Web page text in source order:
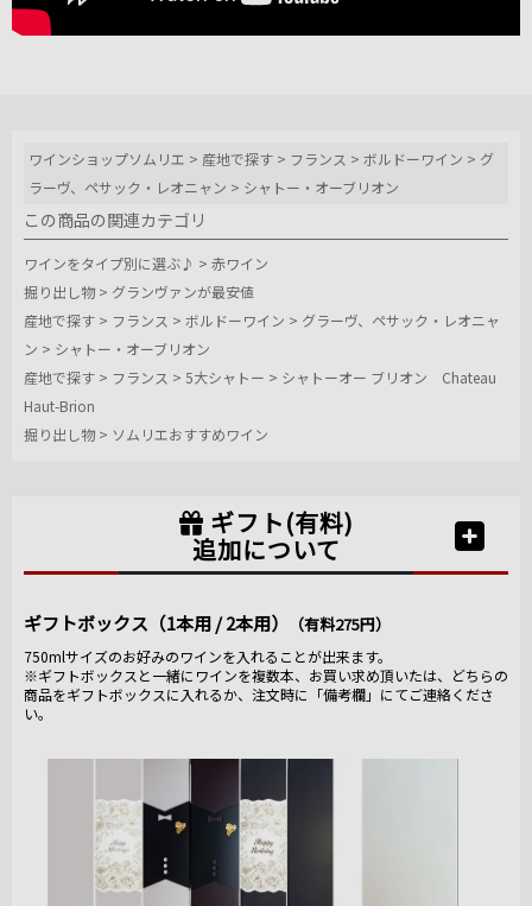
ワインショップソムリエ > 産地で探す > フランス >ボルドーワイン > グ
ラーヴ、ペサック・レオニャン > シャトー・オーブリオン
この商品の関連カテゴリ
ワインをタイプ別に選ぶ♪ > 赤ワイン
掘り出し物 > グランヴァンが最安値
産地で探す > フランス > ボルドーワイン > グラーヴ、ペサック・レオニャ
ン > シャトー・オーブリオン
産地で探す > フランス > 5大シャトー > シャトーオー ブリオン Chateau
Haut-Brion
掘り出し物 > ソムリエおすすめワイン
ギフト(有料)
追加について
ギフトボックス（1本用 / 2本用） （有料275円）
750mlサイズのお好みのワインを入れることが出来ます。
※ギフトボックスと一緒にワインを複数本、お買い求め頂いたは、どちらの
商品をギフトボックスに入れるか、注文時に「備考欄」にてご連絡くださ
い。